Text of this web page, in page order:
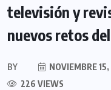
televisión y
nuevos retos
BY NOVIEMBRE
226 VIEWS